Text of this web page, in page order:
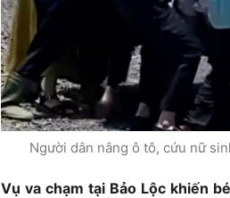
Người dân nâng ô tô, cứu nữ
Vụ va chạm tại Bảo Lộc khiến